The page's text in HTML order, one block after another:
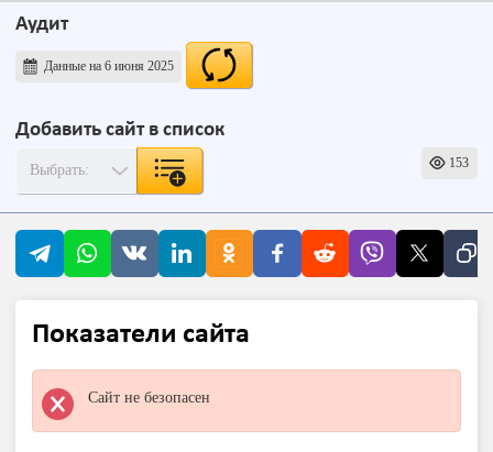
Аудит
Данные на 6 июня 2025
Добавить сайт в список
153
Показатели сайта
Сайт не безопасен